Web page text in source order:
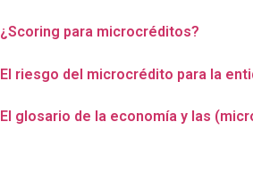
¿Scoring para microcréditos?
El riesgo del microcrédito para la
El glosario de la economía y las